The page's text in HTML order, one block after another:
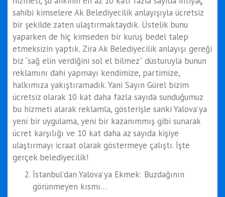
sahibi kimselere Ak Belediyecilik anlayışıyla ücretsiz
bir şekilde zaten ulaştırmaktaydık. Üstelik bunu
yaparken de hiç kimseden bir kuruş bedel talep
etmeksizin yaptık. Zira Ak Belediyecilik anlayışı gereği
biz “sağ elin verdiğini sol el bilmez” düsturuyla bunun
reklamını dahi yapmayı kendimize, partimize,
halkımıza yakıştıramadık. Yani Sayın Gürel bizim
ücretsiz olarak 10 kat daha fazla sayıda sunduğumuz
bu hizmeti alarak reklamla, gösterişle sanki Yalova’ya
yeni bir uygulama, yeni bir kazanımmış gibi sunarak
ücret karşılığı ve 10 kat daha az sayıda kişiye
ulaştırmayı icraat olarak göstermeye çalıştı. İşte
gerçek belediyecilik!
İstanbul’dan Yalova’ya Ekmek: Buzdağının
görünmeyen kısmı…